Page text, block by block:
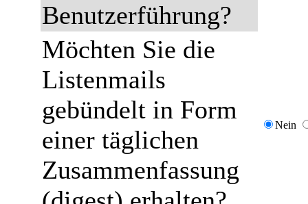
Benutzerführung?
Möchten Sie die
Listenmails
gebündelt in Form
einer täglichen
Zusammenfassung
Nein